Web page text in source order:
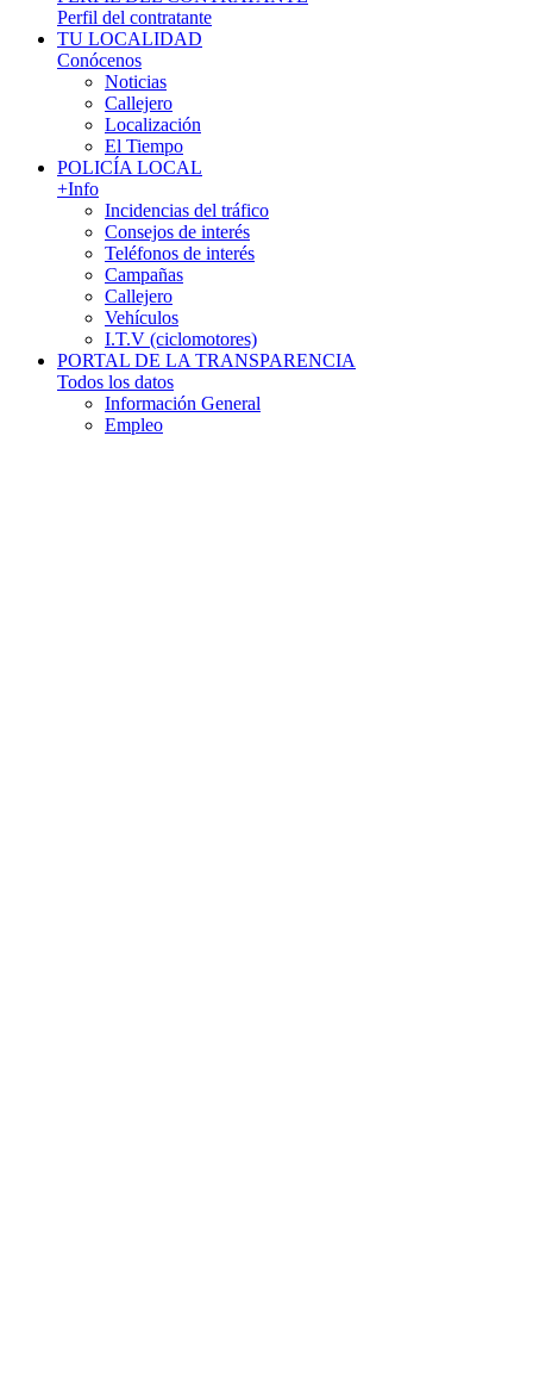
Perfil del contratante
TU LOCALIDAD
Conócenos
Noticias
Callejero
Localización
El Tiempo
POLICÍA LOCAL
+Info
Incidencias del tráfico
Consejos de interés
Teléfonos de interés
Campañas
Callejero
Vehículos
I.T.V (ciclomotores)
PORTAL DE LA TRANSPARENCIA
Todos los datos
Información General
Empleo